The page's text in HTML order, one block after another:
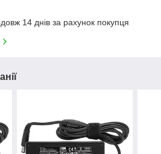
14 днів за рахунок покупця